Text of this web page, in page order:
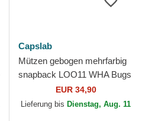
Capslab
Mützen gebogen mehrfarbig
snapback LOO11 WHA Bugs
Bunny Looney Tunes von
Capslab
EUR 34,90
Lieferung bis Dienstag, Aug. 11